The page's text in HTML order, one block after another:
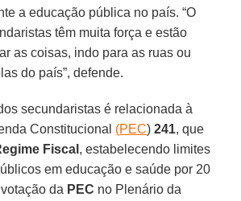
a educação pública no país. “O
têm muita força e estão
as coisas, indo para as ruas ou
do país”, defende.
secundaristas é relacionada à
Constitucional (PEC)241, que
Fiscal , estabelecendo limites
em educação e saúde por 20
da PEC no Plenário da